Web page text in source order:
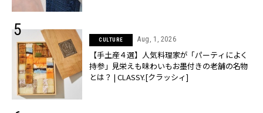
CULTURE Aug, 1, 2026
【手土産４選】人気料理家が「パーティによく
持参」見栄えも味わいもお墨付きの老舗の名物
とは？ | CLASSY.[クラッシィ]